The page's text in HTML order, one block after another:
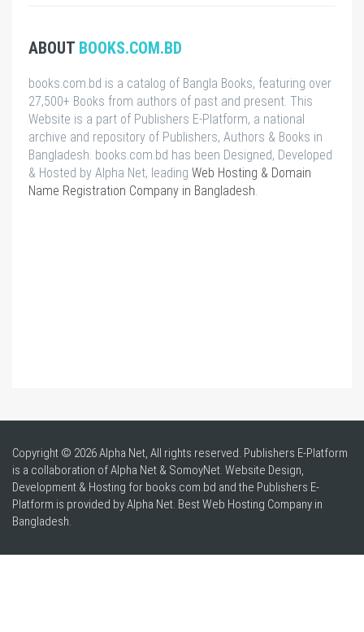
ABOUT BOOKS.COM.BD
books.com.bd is a catalog of Bangla Books, featuring over
27,500+ Books from authors of past and present. This
Website is a part of Publishers E-Platform, a national
archive and repository of Publishers, Authors & Books in
Bangladesh. books.com.bd has been Designed, Developed
& Hosted by Alpha Net, leading Web Hosting & Domain
Name Registration Company in Bangladesh.
Copyright © 2026 Alpha Net, All rights reserved. Publishers E-Platform
is a collaboration of Alpha Net & SomoyNet. Website Design,
Development & Hosting for books.com.bd and the Publishers E-
Platform is provided by Alpha Net. BestWeb Hosting Company in
Bangladesh.